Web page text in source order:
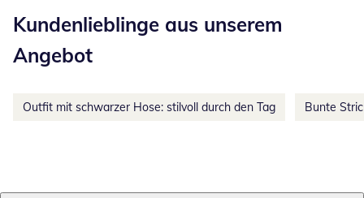
Kundenlieblinge aus unserem
Angebot
Outfit mit schwarzer Hose: stilvoll durch den Tag Bunte